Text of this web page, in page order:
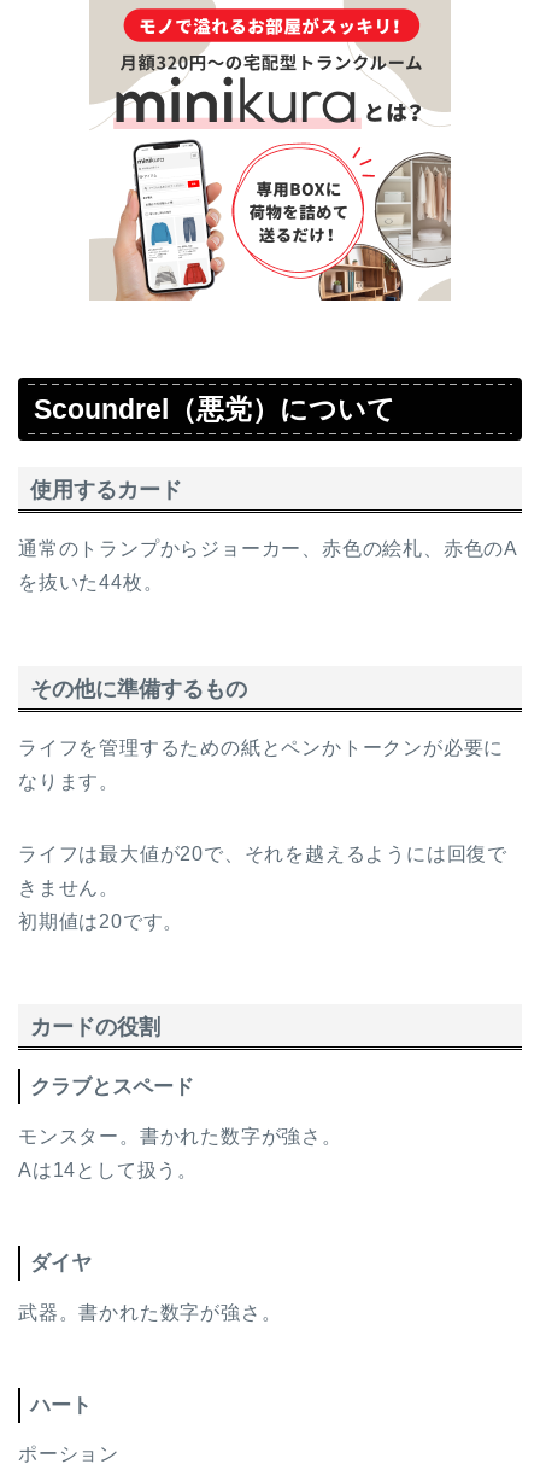
Scoundrel（悪党）について
使用するカード
通常のトランプからジョーカー、赤色の絵札、赤色のA
を抜いた44枚。
その他に準備するもの
ライフを管理するための紙とペンかトークンが必要に
なります。
ライフは最大値が20で、それを越えるようには回復で
きません。
初期値は20です。
カードの役割
クラブとスペード
モンスター。書かれた数字が強さ。
Aは14として扱う。
ダイヤ
武器。書かれた数字が強さ。
ハート
ポーション